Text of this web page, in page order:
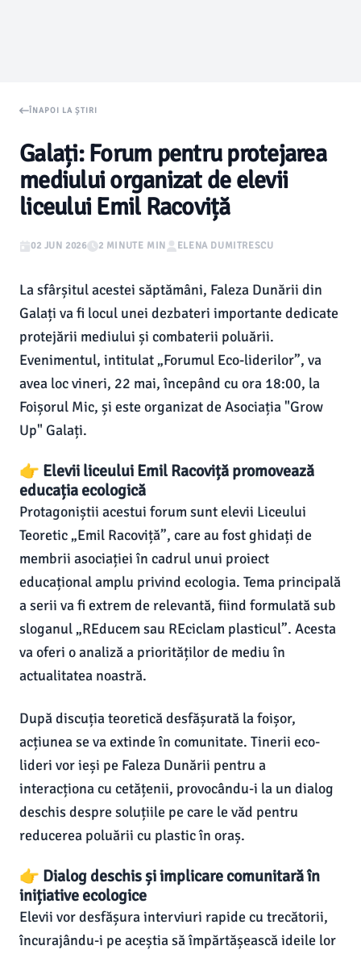
ÎNAPOI LA ȘTIRI
Galați: Forum pentru protejarea
mediului organizat de elevii
liceului Emil Racoviță
02 JUN 2026 2 MINUTE MIN ELENA DUMITRESCU
La sfârșitul acestei săptămâni, Faleza Dunării din
Galați va fi locul unei dezbateri importante dedicate
protejării mediului și combaterii poluării.
Evenimentul, intitulat „Forumul Eco-liderilor”, va
avea loc vineri, 22 mai, începând cu ora 18:00, la
Foișorul Mic, și este organizat de Asociația "Grow
Up" Galați.
👉 Elevii liceului Emil Racoviță promovează
educația ecologică
Protagoniștii acestui forum sunt elevii Liceului
Teoretic „Emil Racoviță”, care au fost ghidați de
membrii asociației în cadrul unui proiect
educațional amplu privind ecologia. Tema principală
a serii va fi extrem de relevantă, fiind formulată sub
sloganul „REducem sau REciclam plasticul”. Acesta
va oferi o analiză a priorităților de mediu în
actualitatea noastră.
După discuția teoretică desfășurată la foișor,
acțiunea se va extinde în comunitate. Tinerii eco-
lideri vor ieși pe Faleza Dunării pentru a
interacționa cu cetățenii, provocându-i la un dialog
deschis despre soluțiile pe care le văd pentru
reducerea poluării cu plastic în oraș.
👉 Dialog deschis și implicare comunitară în
inițiative ecologice
Elevii vor desfășura interviuri rapide cu trecătorii,
încurajându-i pe aceștia să împărtășească ideile lor